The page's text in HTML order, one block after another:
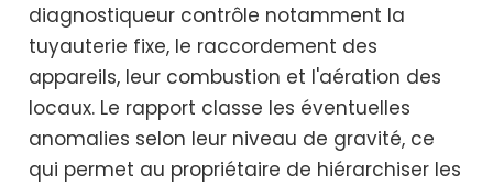
diagnostiqueur contrôle notamment la
tuyauterie fixe, le raccordement des
appareils, leur combustion et l'aération des
locaux. Le rapport classe les éventuelles
anomalies selon leur niveau de gravité, ce
qui permet au propriétaire de hiérarchiser les